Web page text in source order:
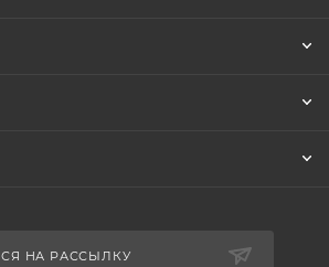
НА РАССЫЛКУ